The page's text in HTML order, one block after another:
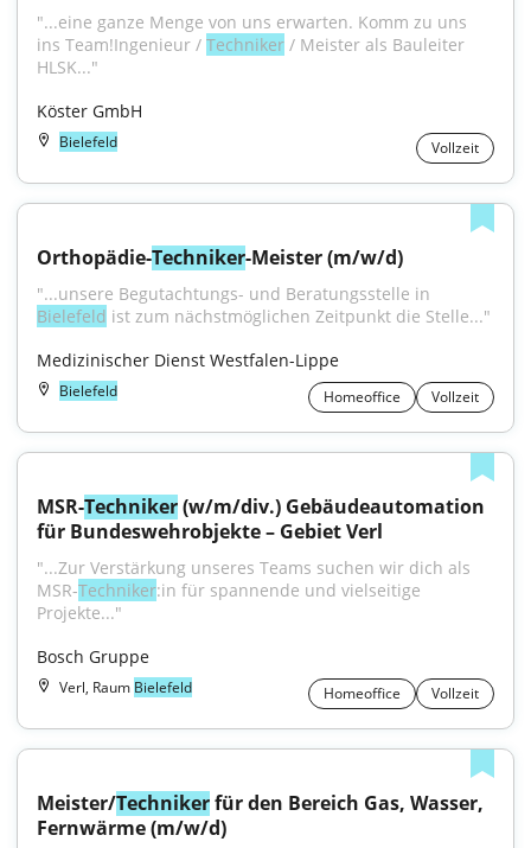
"...eine ganze Menge von uns erwarten. Komm zu uns
ins Team!Ingenieur / Techniker / Meister als Bauleiter
HLSK..."
Köster GmbH
Bielefeld Vollzeit
Orthopädie-Techniker-Meister (m/w/d)
Bielefeld ist zum nächstmöglichen Zeitpunkt die Stelle..."
Medizinischer Dienst Westfalen-Lippe
Bielefeld Homeoffice Vollzeit
MSR-Techniker (w/m/div.) Gebäudeautomation
für Bundeswehrobjekte – Gebiet Verl
"...Zur Verstärkung unseres Teams suchen wir dich als
MSR-Techniker:in für spannende und vielseitige
Projekte..."
Bosch Gruppe
Verl, Raum Bielefeld Homeoffice Vollzeit
Meister/Techniker für den Bereich Gas, Wasser,
Fernwärme (m/w/d)